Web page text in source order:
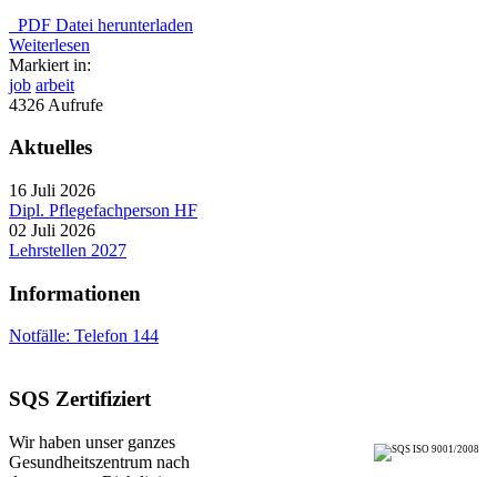
PDF Datei herunterladen
Weiterlesen
Markiert in:
job arbeit
4326 Aufrufe
Aktuelles
16 Juli 2026
Dipl. Pflegefachperson HF
02 Juli 2026
Lehrstellen 2027
Informationen
Notfälle: Telefon 144
SQS Zertifiziert
Wir haben unser ganzes
Gesundheitszentrum nach